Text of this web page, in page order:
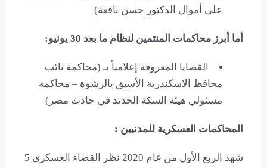
على أموال الدكتور حسن نافعة)
أما أبرز محاكمات المنتمين لنظام ما بعد 30 يونيو:
القضايا المعروفة إعلامياً بـ (محاكمة نائب
محافظ الاسكندرية الأسبق بالرشوة – محاكمة
مسئولي هيئة السكة الحديد في حادث مصر)
المحاكمات العسكرية للمدنيين :
شهد الربع الأول من عام 2020 نظر القضاء العسكري 5